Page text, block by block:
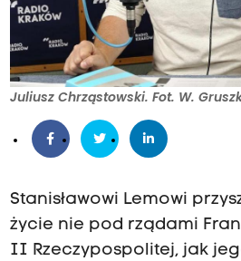
Juliusz Chrząstowski. Fot. W.
Stanisławowi Lemowi
życie nie pod rządami
II Rzeczypospolitej, jak